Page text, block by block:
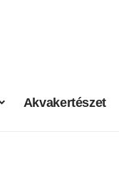
Akvakertészet